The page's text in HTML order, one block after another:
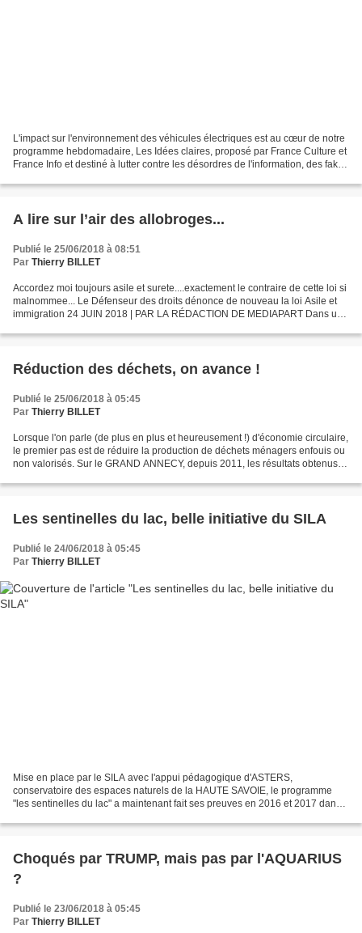
L'impact sur l'environnement des véhicules électriques est au cœur de notre
programme hebdomadaire, Les Idées claires, proposé par France Culture et
France Info et destiné à lutter contre les désordres de l'information, des fake
A lire sur l’air des allobroges...
Publié le 25/06/2018 à 08:51
Par Thierry BILLET
Accordez moi toujours asile et surete....exactement le contraire de cette loi si
malnommee... Le Défenseur des droits dénonce de nouveau la loi Asile et
immigration 24 JUIN 2018 | PAR LA RÉDACTION DE MEDIAPART Dans un
Réduction des déchets, on avance !
Publié le 25/06/2018 à 05:45
Par Thierry BILLET
Lorsque l'on parle (de plus en plus et heureusement !) d'économie circulaire,
le premier pas est de réduire la production de déchets ménagers enfouis ou
non valorisés. Sur le GRAND ANNECY, depuis 2011, les résultats obtenus
Les sentinelles du lac, belle initiative du SILA
Publié le 24/06/2018 à 05:45
Par Thierry BILLET
Mise en place par le SILA avec l'appui pédagogique d'ASTERS,
conservatoire des espaces naturels de la HAUTE SAVOIE, le programme
"les sentinelles du lac" a maintenant fait ses preuves en 2016 et 2017 dans
Choqués par TRUMP, mais pas par l'AQUARIUS
?
Publié le 23/06/2018 à 05:45
Par Thierry BILLET